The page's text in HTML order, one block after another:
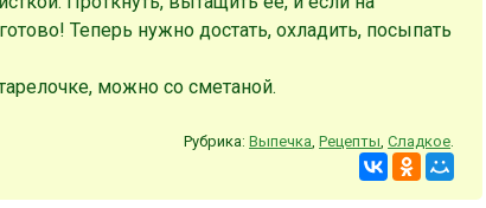
Теперь нужно достать, охладить, посыпать
можно со сметаной.
Рубрика:Выпечка ,Рецепты ,Сладкое